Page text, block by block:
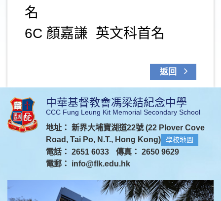
名
6C 顏嘉謙 英文科首名
返回
中華基督教會馮梁結紀念中學
CCC Fung Leung Kit Memorial Secondary School
地址： 新界大埔寶湖道22號 (22 Plover Cove
Road, Tai Po, N.T., Hong Kong)
學校地圖
電話： 2651 6033
傳真： 2650 9629
電郵： info@flk.edu.hk